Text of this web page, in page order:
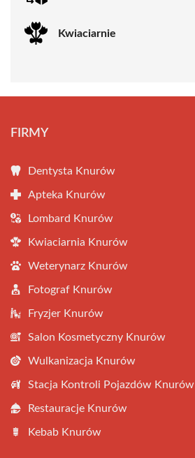
Kwiaciarnie
FIRMY
Dentysta Knurów
Apteka Knurów
Lombard Knurów
Kwiaciarnia Knurów
Weterynarz Knurów
Fotograf Knurów
Fryzjer Knurów
Salon Kosmetyczny Knurów
Wulkanizacja Knurów
Stacja Kontroli Pojazdów Knurów
Restauracje Knurów
Kebab Knurów